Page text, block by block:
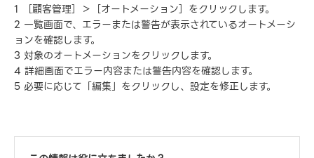
1 ［顧客管理］＞［オートメーション］をクリックします。
2 一覧画面で、エラーまたは警告が表示されているオートメーシ
ョンを確認します。
3 対象のオートメーションをクリックします。
4 詳細画面でエラー内容または警告内容を確認します。
5 必要に応じて「編集」をクリックし、設定を修正します。